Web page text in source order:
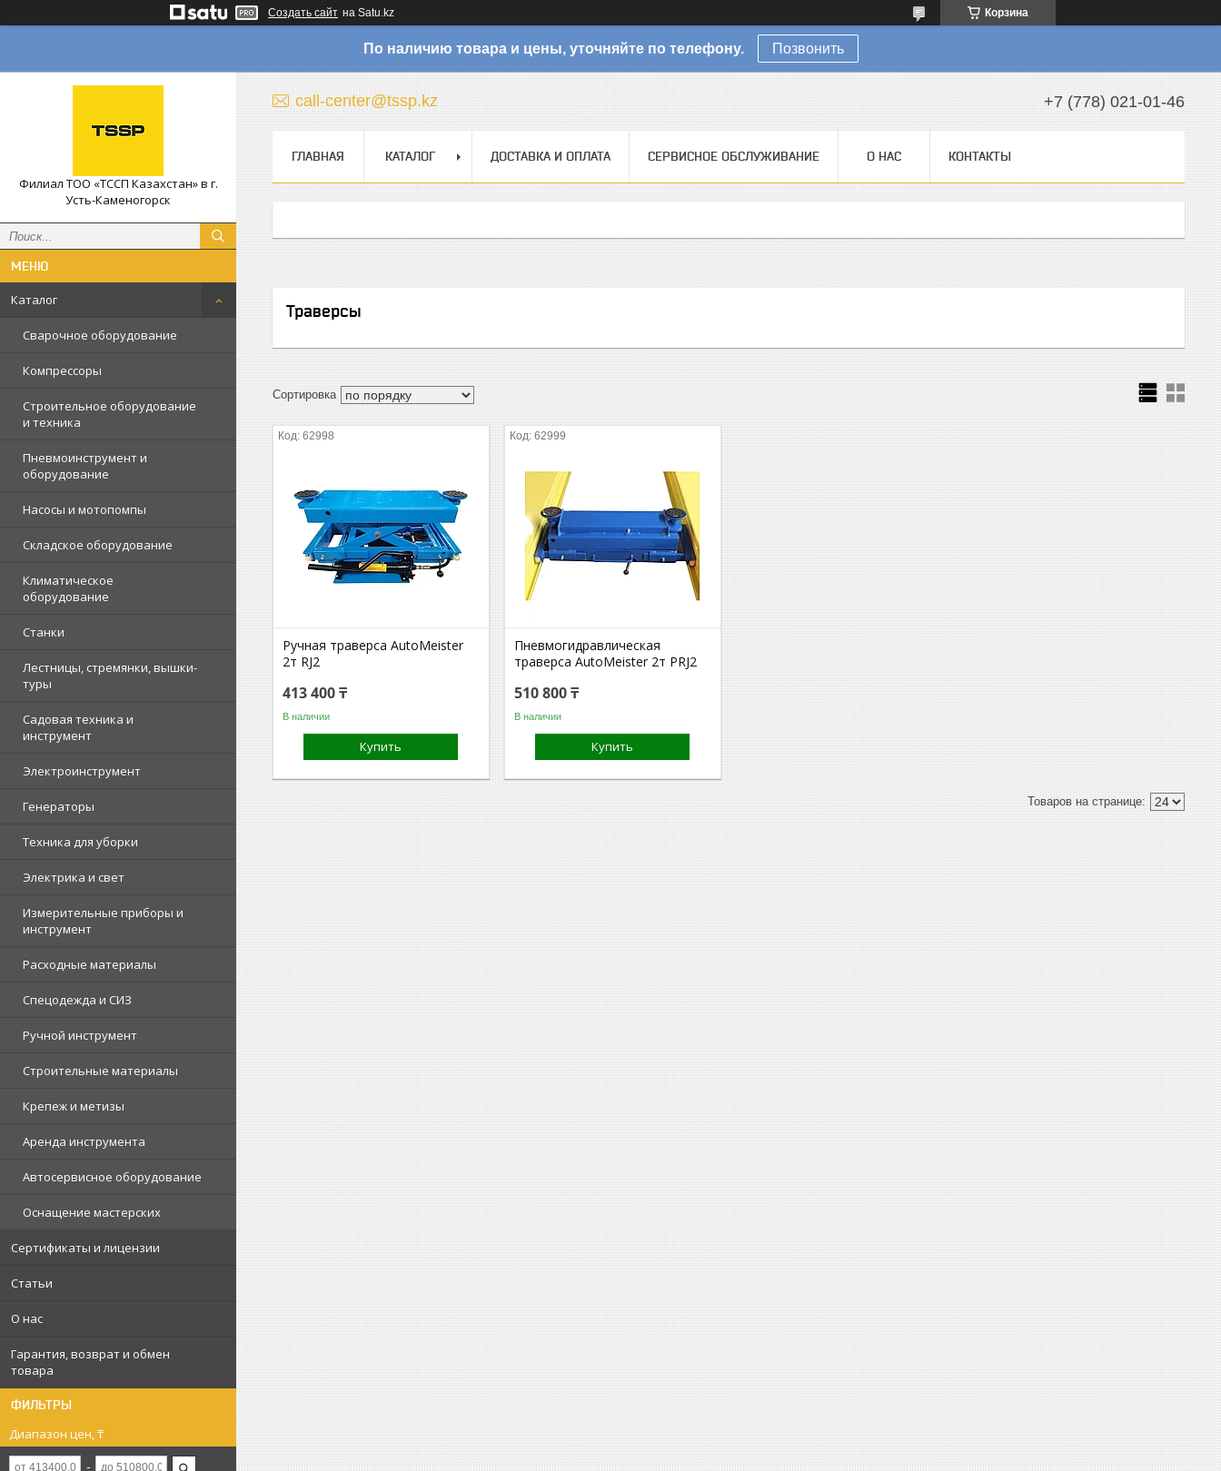
Создать сайт на Satu.kz Корзина
По наличию товара и цены, уточняйте по телефону. Позвонить
Филиал ТОО «ТССП Казахстан» в г.
Усть-Каменогорск
Каталог
Сварочное оборудование
Компрессоры
Строительное оборудование
и техника
Пневмоинструмент и
оборудование
Насосы и мотопомпы
Складское оборудование
Климатическое
оборудование
Станки
Лестницы, стремянки, вышки-
туры
Садовая техника и
инструмент
Электроинструмент
Генераторы
Техника для уборки
Электрика и свет
Измерительные приборы и
инструмент
Расходные материалы
Спецодежда и СИЗ
Ручной инструмент
Строительные материалы
Крепеж и метизы
Аренда инструмента
Автосервисное оборудование
Оснащение мастерских
Сертификаты и лицензии
Статьи
О нас
Гарантия, возврат и обмен
товара
ФИЛЬТРЫ
Диапазон цен, ₸
call-center@tssp.kz +7 (778) 021-01-46
ГЛАВНАЯ КАТАЛОГ ДОСТАВКА И ОПЛАТА СЕРВИСНОЕ ОБСЛУЖИВАНИЕ О НАС КОНТАКТЫ
Траверсы
62998
Ручная траверса AutoMeister
2т RJ2
413 400 ₸
В наличии
Купить
62999
Пневмогидравлическая
траверса AutoMeister 2т PRJ2
510 800 ₸
В наличии
Купить